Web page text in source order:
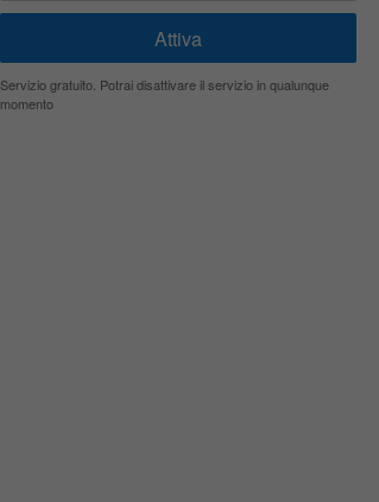
Servizio gratuito. Potrai disattivare il servizio in qualunque
momento